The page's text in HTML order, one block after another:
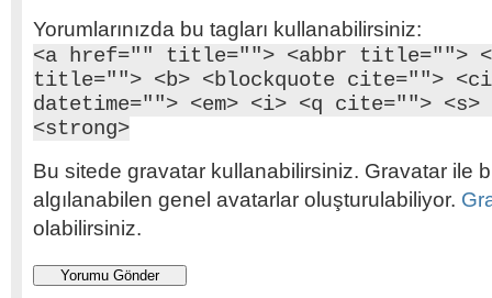
Yorumlarınızda bu tagları kullanabilirsiniz:
<a href="" title=""> <abbr title="">
title=""> <b> <blockquote cite="">
datetime=""> <em> <i> <q cite="">
<strong>
Bu sitede gravatar kullanabilirsiniz. Gravatar ile
algılanabilen genel avatarlar oluşturulabiliyor.
olabilirsiniz.